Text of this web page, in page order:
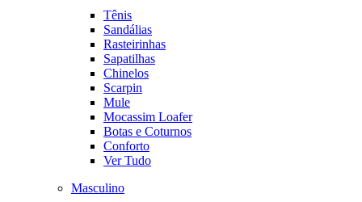
Tênis
Sandálias
Rasteirinhas
Sapatilhas
Chinelos
Scarpin
Mule
Mocassim Loafer
Botas e Coturnos
Conforto
Ver Tudo
Masculino